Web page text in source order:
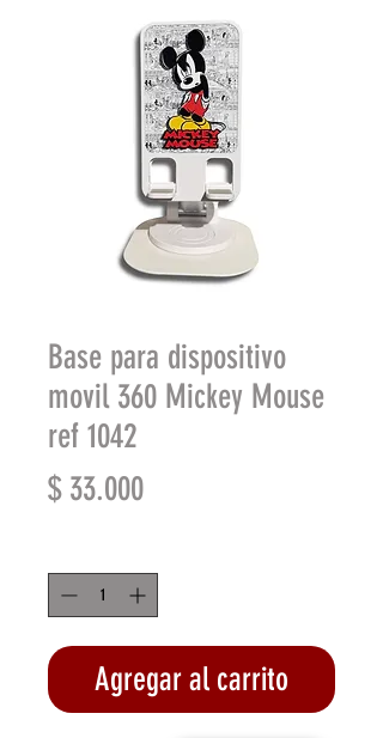
Base para dispositivo
movil 360 Mickey Mouse
ref 1042
$ 33.000Precio
Agregar al carrito